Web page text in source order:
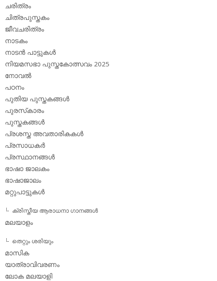
ചരിത്രം
ചിത്രപുസ്തകം
ജീവചരിത്രം
നാടകം
നാടന്‍ പാട്ടുകള്‍
നിയമസഭാ പുസ്തകോത്സവം 2025
നോവല്‍
പഠനം
പുതിയ പുസ്തകങ്ങള്‍
പുരസ്‌കാരം
പുസ്തകങ്ങള്‍
പ്രശസ്ത അവതാരികകള്‍
പ്രസാധകര്‍
പ്രസ്ഥാനങ്ങള്‍
ഭാഷാ ജാലകം
ഭാഷാജാലം
മറ്റുപാട്ടുകള്‍
ക്രിസ്തീയ ആരാധനാ ഗാനങ്ങള്‍
മലയാളം
തെറ്റും ശരിയും
മാസിക
യാത്രാവിവരണം
ലോക മലയാളി